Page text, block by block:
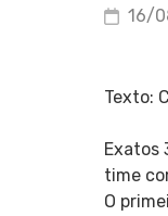
16/
Texto:
Exatos
time
O